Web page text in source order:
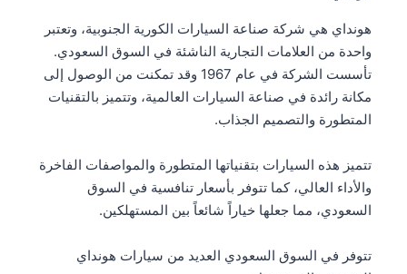
هونداي هي شركة صناعة السيارات الكورية الجنوبية، وتعتبر
واحدة من العلامات التجارية الناشئة في السوق السعودي.
تأسست الشركة في عام 1967 وقد تمكنت من الوصول إلى
مكانة رائدة في صناعة السيارات العالمية، وتتميز بالتقنيات
المتطورة والتصميم الجذاب.
تتميز هذه السيارات بتقنياتها المتطورة والمواصفات الفاخرة
والأداء العالي، كما تتوفر بأسعار تنافسية في السوق
السعودي، مما جعلها خياراً شائعاً بين المستهلكين.
تتوفر في السوق السعودي العديد من سيارات هونداي